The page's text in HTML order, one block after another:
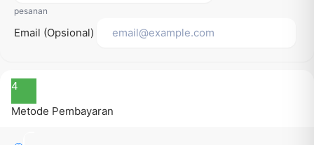
pesanan
Email (Opsional)
4
Metode Pembayaran